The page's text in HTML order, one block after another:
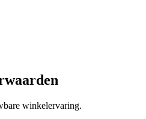
winkelervaring.